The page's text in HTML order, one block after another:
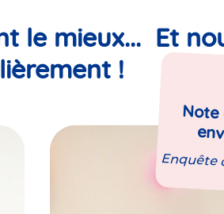
le mieux... Et
!
Enquête